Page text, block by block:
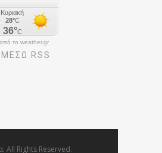
το weather.gr
RSS
All Rights Reserved.